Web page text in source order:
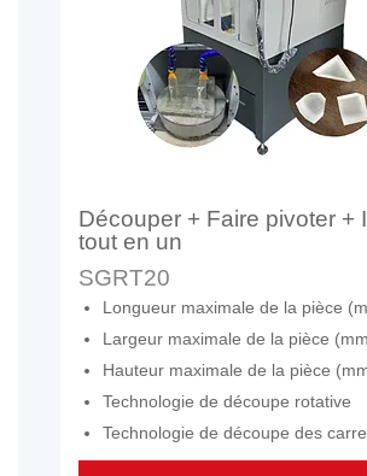
Découper + Faire pivoter +
tout en un
SGRT20
Longueur maximale de la pièce
Largeur maximale de la pièce
Hauteur maximale de la pièce
Technologie de découpe rotative
Technologie de découpe des